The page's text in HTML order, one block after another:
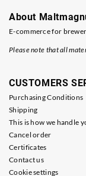
About
E-commerce for
Please note that all
CUSTOMERS
Purchasing Conditions
Shipping
This is how we handle
Cancel order
Certificates
Contact us
Cookie settings